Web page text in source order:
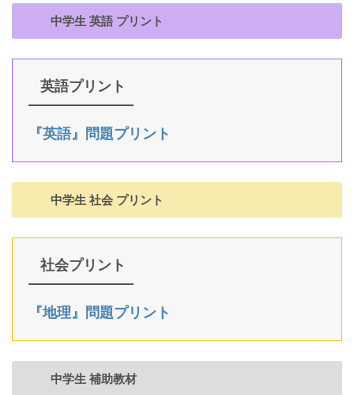
中学生 英語 プリント
英語プリント
『英語』問題プリント
中学生 社会 プリント
社会プリント
『地理』問題プリント
中学生 補助教材